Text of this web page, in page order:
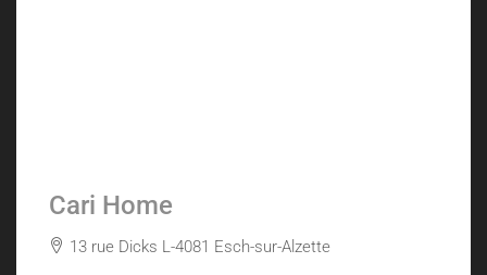
Cari Home
13 rue Dicks L-4081 Esch-sur-Alzette